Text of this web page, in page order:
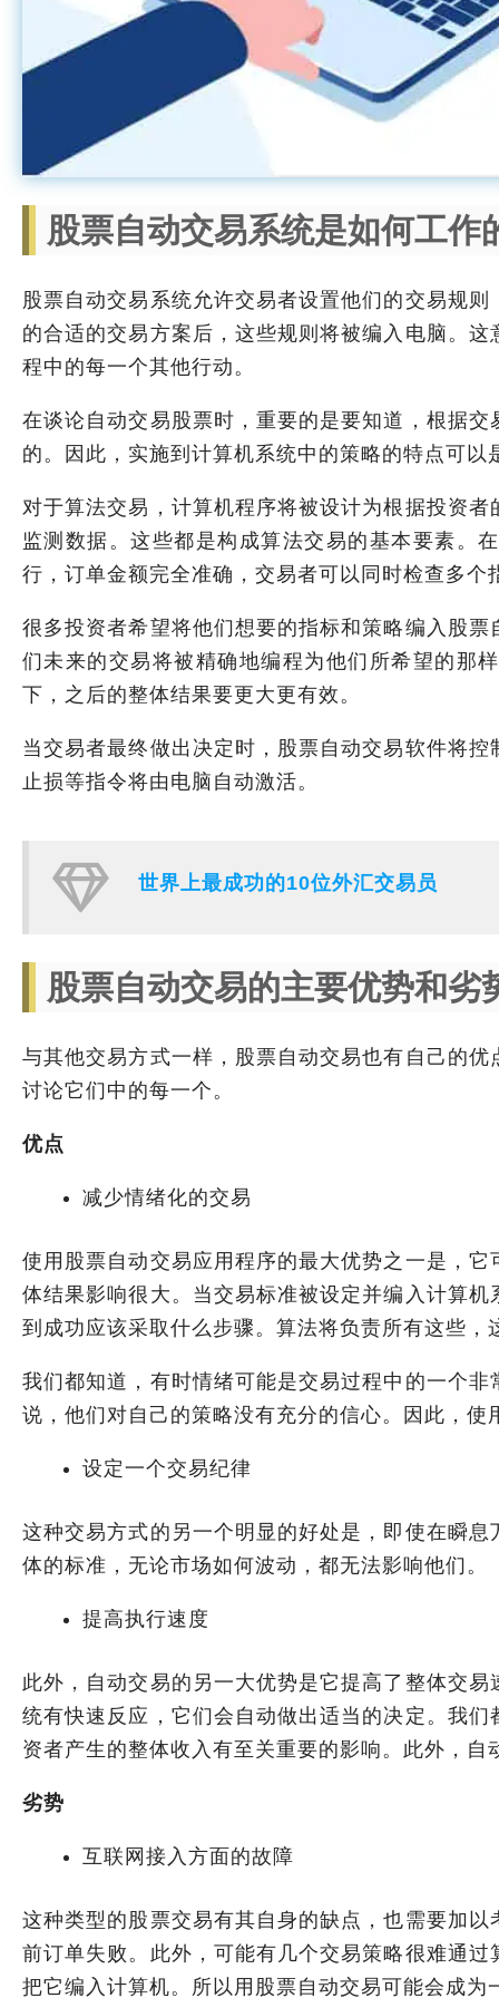
股票自动交易系统是如何工作
股票自动交易系统允许交易者设置他们的交易规
的合适的交易方案后，这些规则将被编入电脑。
程中的每一个其他行动。
在谈论自动交易股票时，重要的是要知道，根据
的。因此，实施到计算机系统中的策略的特点可以
对于算法交易，计算机程序将被设计为根据投资
监测数据。这些都是构成算法交易的基本要素。
行，订单金额完全准确，交易者可以同时检查多
很多投资者希望将他们想要的指标和策略编入股
们未来的交易将被精确地编程为他们所希望的那
下，之后的整体结果要更大更有效。
当交易者最终做出决定时，股票自动交易软件将
止损等指令将由电脑自动激活。
世界上最成功的10位外汇交易员
股票自动交易的主要优势和劣
与其他交易方式一样，股票自动交易也有自己的
讨论它们中的每一个。
优点
减少情绪化的交易
使用股票自动交易应用程序的最大优势之一是，
体结果影响很大。当交易标准被设定并编入计算
到成功应该采取什么步骤。算法将负责所有这些
我们都知道，有时情绪可能是交易过程中的一个
说，他们对自己的策略没有充分的信心。因此，
设定一个交易纪律
这种交易方式的另一个明显的好处是，即使在瞬
体的标准，无论市场如何波动，都无法影响他们。
提高执行速度
此外，自动交易的另一大优势是它提高了整体交
统有快速反应，它们会自动做出适当的决定。我
资者产生的整体收入有至关重要的影响。此外，
劣势
互联网接入方面的故障
这种类型的股票交易有其自身的缺点，也需要加
前订单失败。此外，可能有几个交易策略很难通
把它编入计算机。所以用股票自动交易可能会成